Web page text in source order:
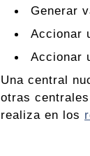
Generar
Accionar
Accionar
Una central
otras
realiza en los